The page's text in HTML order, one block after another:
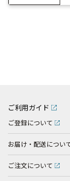
ご利用ガイド
ご登録について
お届け・配送につい
ご注文について